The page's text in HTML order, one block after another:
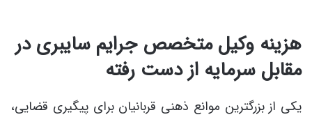
هزینه وکیل متخصص جرایم سایبری در
مقابل سرمایه از دست رفته
یکی از بزرگترین موانع ذهنی قربانیان برای پیگیری قضایی،